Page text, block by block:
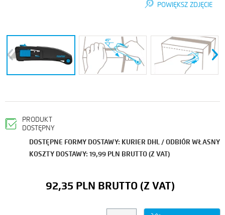
POWIĘKSZ ZDJĘCIE
Previous Next
PRODUKT
DOSTĘPNY
DOSTĘPNE FORMY DOSTAWY: KURIER DHL / ODBIÓR WŁASNY
KOSZTY DOSTAWY: 19,99 PLN BRUTTO (Z VAT)
92,35 PLN